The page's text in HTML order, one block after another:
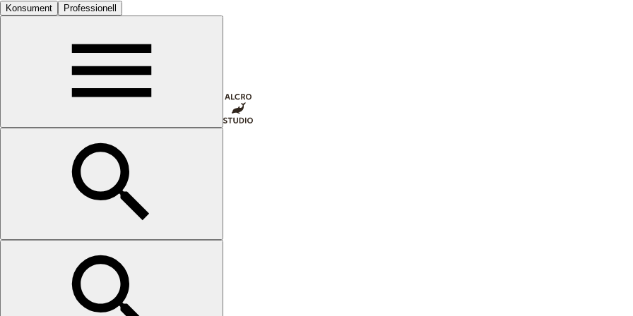
Konsument Professionell